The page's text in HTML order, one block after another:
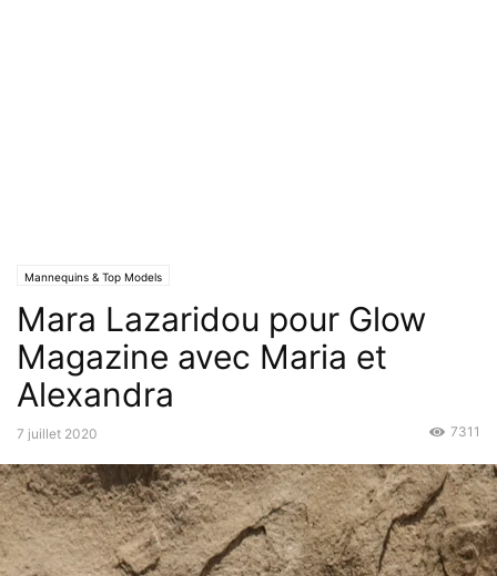
Mannequins & Top Models
Mara Lazaridou pour Glow
Magazine avec Maria et
Alexandra
7 juillet 2020 7311